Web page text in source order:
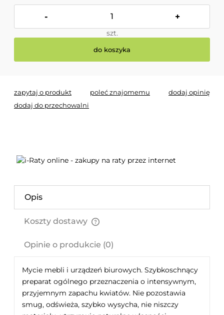
- +
szt.
do koszyka
zapytaj o produkt poleć znajomemu
dodaj opinię
dodaj do przechowalni
Opis
Koszty dostawy
Opinie o produkcie (0)
Mycie mebli i urządzeń biurowych. Szybkoschnący
preparat ogólnego przeznaczenia o intensywnym,
przyjemnym zapachu kwiatów. Nie pozostawia
smug, odświeża, szybko wysycha, nie niszczy